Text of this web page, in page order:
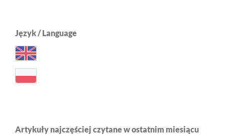
Język / Language
Artykuły najczęściej czytane w ostatnim miesiącu